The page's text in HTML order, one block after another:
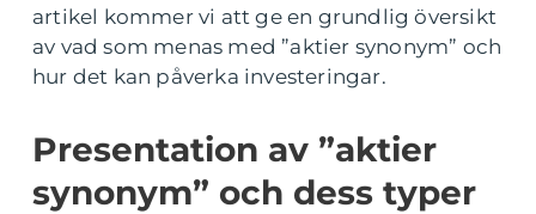
artikel kommer vi att ge en grundlig översikt
av vad som menas med ”aktier synonym” och
hur det kan påverka investeringar.
Presentation av ”aktier
synonym” och dess typer